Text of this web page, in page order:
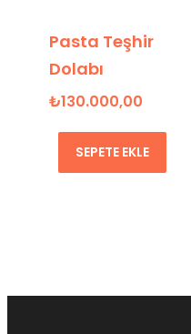
Pasta Teşhir
Dolabı
₺130.000,00
SEPETE EKLE